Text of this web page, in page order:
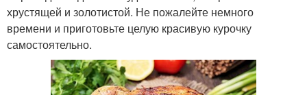
хрустящей и золотистой. Не пожалейте немного
времени и приготовьте целую красивую курочку
самостоятельно.